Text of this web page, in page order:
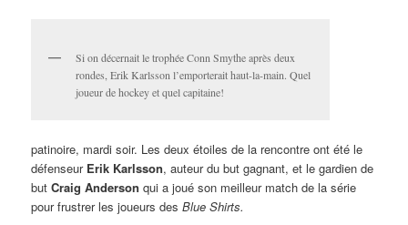
Si on décernait le trophée Conn Smythe après deux
rondes, Erik Karlsson l’emporterait haut-la-main. Quel
joueur de hockey et quel capitaine!
patinoire, mardi soir. Les deux étoiles de la rencontre ont été le
défenseur Erik Karlsson, auteur du but gagnant, et le gardien de
butCraig Anderson qui a joué son meilleur match de la série
pour frustrer les joueurs desBlue Shirts.